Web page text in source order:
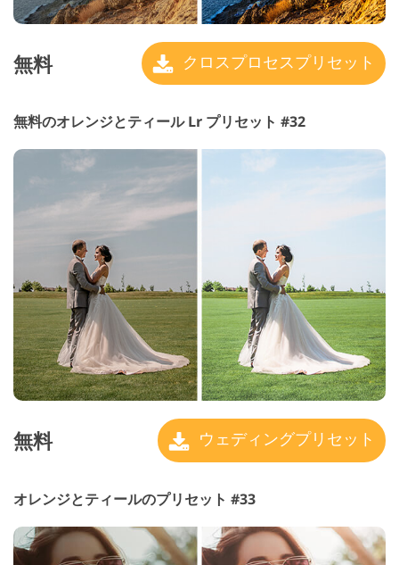
無料 クロスプロセスプリセット
無料のオレンジとティール Lr プリセット #32
無料 ウェディングプリセット
オレンジとティールのプリセット #33